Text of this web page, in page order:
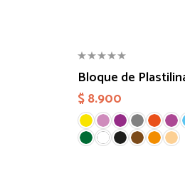
Bloque de
$8.900